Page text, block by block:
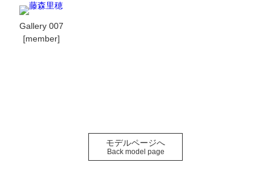
Gallery 007
[member]
モデルページへ
Back model page